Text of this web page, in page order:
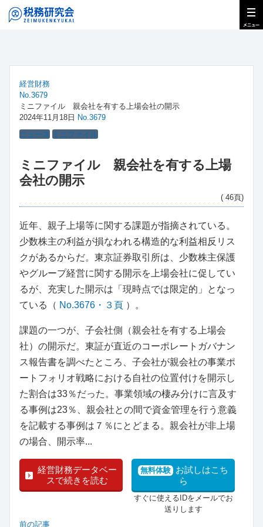
経営財務
No.3679
ミニファイル 親会社を有する上場会社の開示
2024年11月18日 No.3679
ニュース ミニファイル
ミニファイル 親会社を有する上場
会社の開示
( 46頁)
近年、親子上場等に関する課題が指摘されている。
少数株主の利益が損なわれる構造的な利益相反リス
クがあるからだ。東京証券取引所は、少数株主保護
やグループ経営に関する開示を上場会社に促してい
るが、充実した開示は「現時点では限定的」となっ
ている（ No.3676・３頁 ）。
課題の一つが、子会社側（親会社を有する上場会
社）の開示だ。東証が直近のコーポレートガバナン
ス報告書を調べたところ、子会社が親会社の事業ポ
ートフォリオ戦略における自社の位置付けを開示し
た割合は33％だった。事業領域の棲み分けに言及す
る事例は23％、親会社との間で資金管理を行う意義
を記載する事例は７％にとどまる。親会社が非上場
の場合、開示率...
経営財務データベー
スで続きを読む
無料体験 お試しはこち
ら
すぐに使えるIDをメールでお
送りします
前の記事